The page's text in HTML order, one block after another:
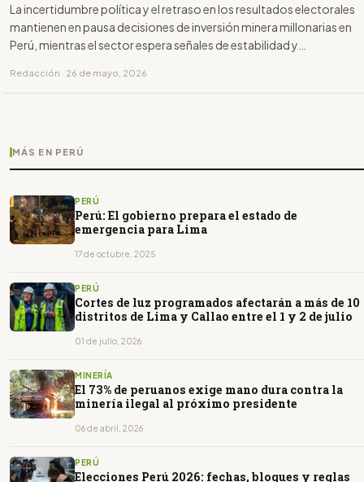
La incertidumbre política y el retraso en los resultados electorales
mantienen en pausa decisiones de inversión minera millonarias en
Perú, mientras el sector espera señales de estabilidad y
Redacción · 26 de mayo, 2026
MÁS EN PERÚ
PERÚ
Perú: El gobierno prepara el estado de
emergencia para Lima
17 de octubre, 2025
PERÚ
Cortes de luz programados afectarán a más de 10
distritos de Lima y Callao entre el 1 y 2 de julio
01 de julio, 2026
MINERÍA
El 73% de peruanos exige mano dura contra la
minería ilegal al próximo presidente
06 de abril, 2026
PERÚ
Elecciones Perú 2026: fechas, bloques y reglas